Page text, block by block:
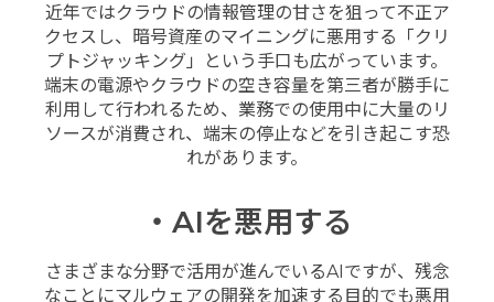
近年ではクラウドの情報管理の甘さを狙って不正ア
クセスし、暗号資産のマイニングに悪用する「クリ
プトジャッキング」という手口も広がっています。
端末の電源やクラウドの空き容量を第三者が勝手に
利用して行われるため、業務での使用中に大量のリ
ソースが消費され、端末の停止などを引き起こす恐
れがあります。
・AIを悪用する
さまざまな分野で活用が進んでいるAIですが、残念
なことにマルウェアの開発を加速する目的でも悪用